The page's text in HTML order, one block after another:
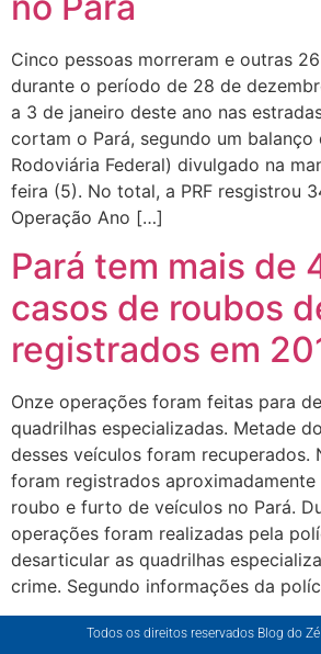
Cinco pessoas morreram e outras
durante o período de 28 de
a 3 de janeiro deste ano nas
cortam o Pará, segundo um balanço
Rodoviária Federal) divulgado na
feira (5). No total, a PRF resgistrou
Operação Ano […]
Pará tem mais de
casos de roubos
registrados em
Onze operações foram feitas para
quadrilhas especializadas. Metade
desses veículos foram recuperados.
foram registrados
roubo e furto de veículos no Pará.
operações foram realizadas pela
desarticular as quadrilhas
crime. Segundo informações da
Todos os direitos reservados Blog do